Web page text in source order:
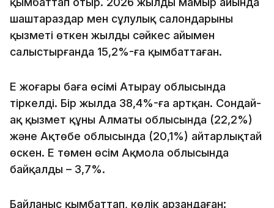
шаштараздар мен сұлулық салондарының
қызметі өткен жылдың сәйкес айымен
салыстырғанда 15,2%-ға қымбаттаған.
Ең жоғары баға өсімі Атырау облысында
тіркелді. Бір жылда 38,4%-ға артқан. Сондай-
ақ қызмет құны Алматы облысында (22,2%)
және Ақтөбе облысында (20,1%) айтарлықтай
өскен. Ең төмен өсім Ақмола облысында
байқалды – 3,7%.
Байланыс қымбаттап, көлік арзандаған: